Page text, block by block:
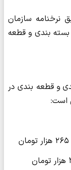
نرخنامه سازمان
بسته بندی و قطعه
و قطعه بندی در
است: